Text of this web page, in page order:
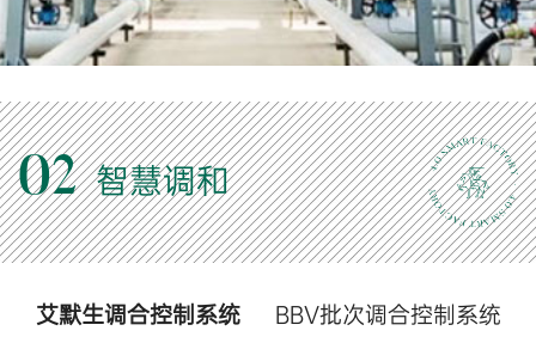
02 智慧调和
艾默生调合控制系统 BBV批次调合控制系统